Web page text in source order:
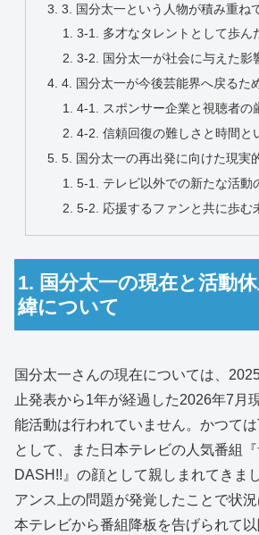
3. 国分太一という人物が積み重ね
3-1. 多才なタレントとして歩ん
3-2. 国分太一が社会に与えた影
4. 国分太一が今後芸能界へ戻るた
4-1. スポンサー企業と視聴者の
4-2. 信頼回復の難しさと時間と
5. 国分太一の再出発に向けた現実
5-1. テレビ以外での新たな活動
5-2. 応援するファンと共に歩む
1. 国分太一の現在と活動
緯について
国分太一さんの現在については、
止発表から1年が経過した2026年7月
能活動は行われていません。かつて
として、また日本テレビの人気番組『
DASH!!』の顔として親しまれてきま
アンス上の問題が発覚したことで状
本テレビから番組降板を告げられて